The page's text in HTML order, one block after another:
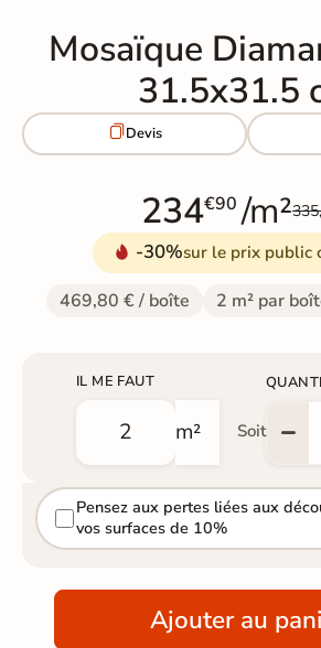
Mosaïque
31.5x31.5
Devis
234€90 /m²
-30%sur le prix public
469,80 € / boîte 2 m² par
IL ME FAUT
m² Soit
Pensez aux pertes liées aux
vos surfaces de 10%
Ajouter au